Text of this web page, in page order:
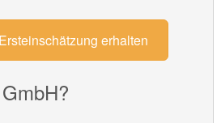
erhalten